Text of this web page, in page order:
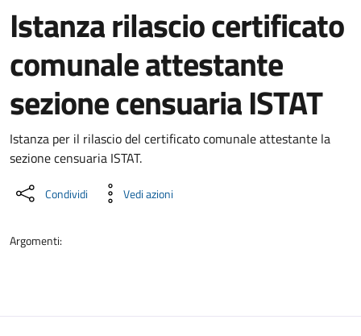
Istanza rilascio certificato
comunale attestante
sezione censuaria ISTAT
Dettaglio del documento
Istanza per il rilascio del certificato comunale attestante la
sezione censuaria ISTAT.
Condividi Vedi azioni
Argomenti: